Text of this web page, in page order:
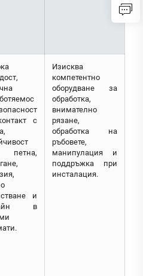
с
петна,
и
в
Изисква
компетентно
оборудване за
обработка,
внимателно
рязане,
обработка на
ръбовете,
манипулация и
поддръжка при
инсталация.